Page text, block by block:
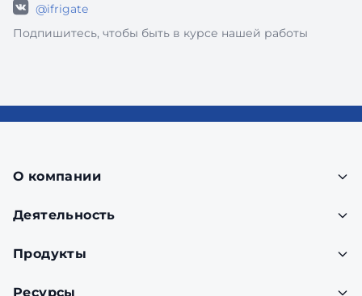
@ifrigate
Подпишитесь, чтобы быть в курсе нашей работы
О компании
Деятельность
Продукты
Ресурсы